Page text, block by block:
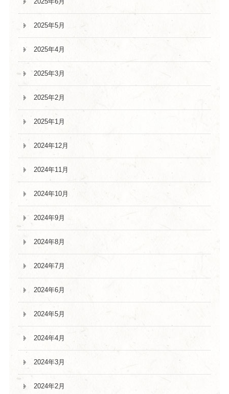
2025年5月
2025年4月
2025年3月
2025年2月
2025年1月
2024年12月
2024年11月
2024年10月
2024年9月
2024年8月
2024年7月
2024年6月
2024年5月
2024年4月
2024年3月
2024年2月